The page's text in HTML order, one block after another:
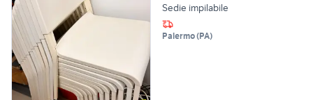
Sedie impilabile
Palermo(PA)